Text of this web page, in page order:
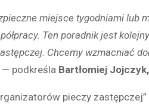
miejsce tygodniami lub
Ten poradnik jest
Chcemy wzmacniać
— podkreśla Bartłomiej
pieczy